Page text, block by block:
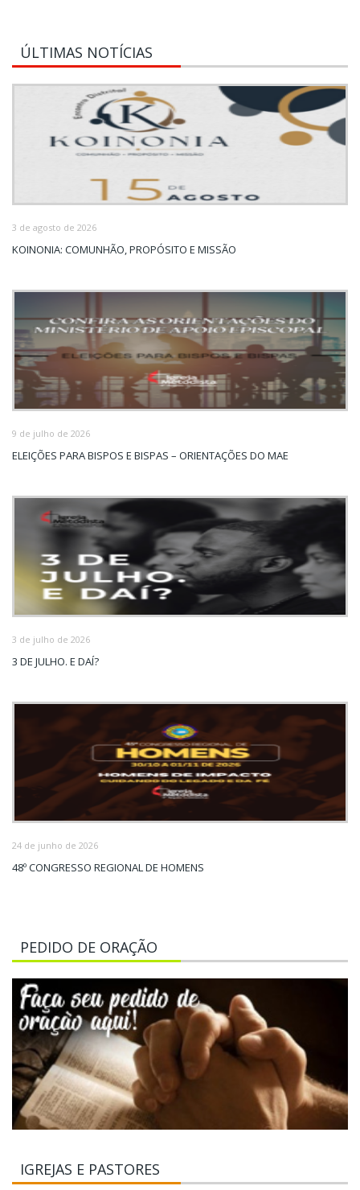
ÚLTIMAS NOTÍCIAS
3 de agosto de 2026
KOINONIA: COMUNHÃO, PROPÓSITO E MISSÃO
9 de julho de 2026
ELEIÇÕES PARA BISPOS E BISPAS – ORIENTAÇÕES DO MAE
3 de julho de 2026
3 DE JULHO. E DAÍ?
24 de junho de 2026
48º CONGRESSO REGIONAL DE HOMENS
PEDIDO DE ORAÇÃO
IGREJAS E PASTORES